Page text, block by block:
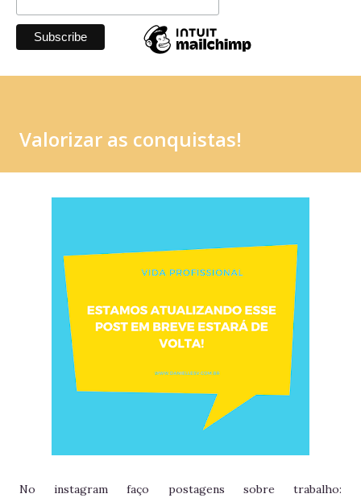
Valorizar as conquistas!
No instagram faço postagens sobre trabalho: